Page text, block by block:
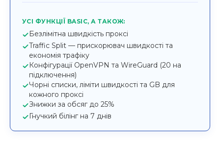
УСІ ФУНКЦІЇ BASIC, А ТАКОЖ:
Безлімітна швидкість проксі
Traffic Split — прискорювач швидкості та
економія трафіку
Конфігурації OpenVPN та WireGuard (20 на
підключення)
Чорні списки, ліміти швидкості та GB для
кожного проксі
Знижки за обсяг до 25%
Гнучкий білінг на 7 днів